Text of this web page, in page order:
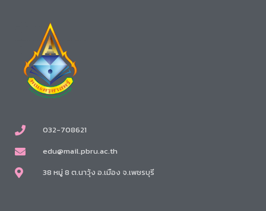
032-708621
edu@mail.pbru.ac.th
38 หมู่ 8 ต.นาวุ้ง อ.เมือง จ.เพชรบุรี